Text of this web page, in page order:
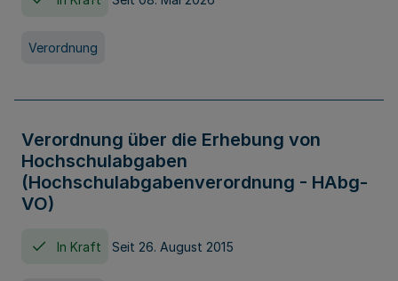
Verordnung
Verordnung über die Erhebung von
Hochschulabgaben
(Hochschulabgabenverordnung - HAbg-
VO)
In Kraft Seit 26. August 2015